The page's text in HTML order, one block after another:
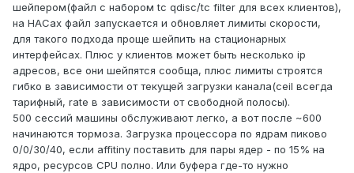
шейпером(файл с набором tc qdisc/tc filter для всех клиентов),
на НАСах файл запускается и обновляет лимиты скорости,
для такого подхода проще шейпить на стационарных
интерфейсах. Плюс у клиентов может быть несколько ip
адресов, все они шейпятся сообща, плюс лимиты строятся
гибко в зависимости от текущей загрузки канала(ceil всегда
тарифный, rate в зависимости от свободной полосы).
500 сессий машины обслуживают легко, а вот после ~600
начинаются тормоза. Загрузка процессора по ядрам пиково
0/0/30/40, если affitiny поставить для пары ядер - по 15% на
ядро, ресурсов CPU полно. Или буфера где-то нужно